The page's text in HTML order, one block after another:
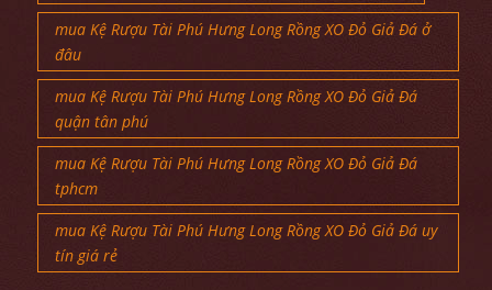
mua Kệ Rượu Tài Phú Hưng Long Rồng XO Đỏ Giả Đá ở
đâu
mua Kệ Rượu Tài Phú Hưng Long Rồng XO Đỏ Giả Đá
quận tân phú
mua Kệ Rượu Tài Phú Hưng Long Rồng XO Đỏ Giả Đá
tphcm
mua Kệ Rượu Tài Phú Hưng Long Rồng XO Đỏ Giả Đá uy
tín giá rẻ